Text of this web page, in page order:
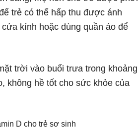
trẻ có thể hấp thu được ánh
kính hoặc dùng quần áo để
trời vào buổi trưa trong khoảng
không hề tốt cho sức khỏe của